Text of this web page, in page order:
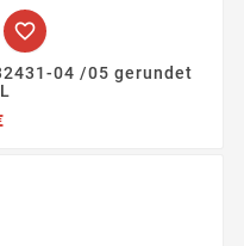

04 /05 gerundet
Preis